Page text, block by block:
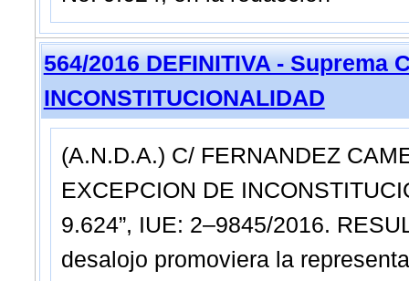
564/2016 DEFINITIVA - Suprema
INCONSTITUCIONALIDAD
(A.N.D.A.) C/ FERNANDEZ
EXCEPCION DE
9.624”, IUE: 2–9845/2016.
desalojo promoviera la